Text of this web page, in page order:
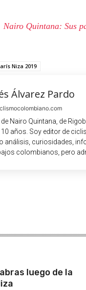
Nairo Quintana: Sus
Niza 2019
Álvarez Pardo
Nairo Quintana, de
10 años. Soy editor de
análisis, curiosidades,
colombianos, pero
luego de la